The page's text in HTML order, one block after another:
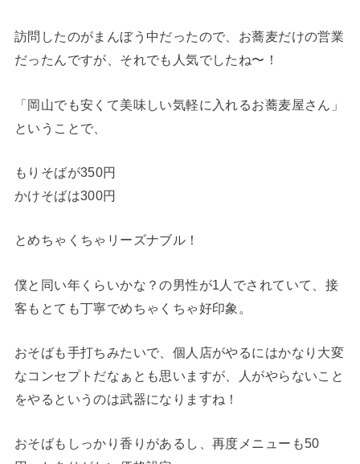
訪問したのがまんぼう中だったので、お蕎麦だけの営業
だったんですが、それでも人気でしたね〜！
「岡山でも安くて美味しい気軽に入れるお蕎麦屋さん」
ということで、
もりそばが350円
かけそばは300円
とめちゃくちゃリーズナブル！
僕と同い年くらいかな？の男性が1人でされていて、接
客もとても丁寧でめちゃくちゃ好印象。
おそばも手打ちみたいで、個人店がやるにはかなり大変
なコンセプトだなぁとも思いますが、人がやらないこと
をやるというのは武器になりますね！
おそばもしっかり香りがあるし、再度メニューも50